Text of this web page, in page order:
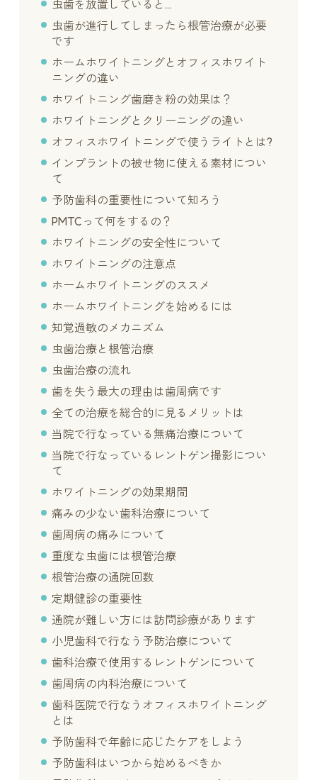
虫歯を放置していると…
虫歯が進行してしまったら根管治療が必要
です
ホームホワイトニングとオフィスホワイト
ニングの違い
ホワイトニング歯磨き粉の効果は？
ホワイトニングとクリーニングの違い
オフィスホワイトニングで使うライトとは?
インプラントの被せ物に使える素材につい
て
予防歯科の重要性について知ろう
PMTCって何をするの？
ホワイトニングの安全性について
ホワイトニングの注意点
ホームホワイトニングのススメ
ホームホワイトニングを始めるには
知覚過敏のメカニズム
虫歯治療と根管治療
虫歯治療の流れ
歯を失う最大の理由は歯周病です
全ての治療を総合的に見るメリットは
当院で行なっている無痛治療について
当院で行なっているレントゲン撮影につい
て
ホワイトニングの効果期間
痛みの少ない歯科治療について
歯周病の痛みについて
重度な虫歯には根管治療
根管治療の通院回数
定期健診の重要性
通院が難しい方には訪問診療があります
小児歯科で行なう予防治療について
歯科治療で使用するレントゲンについて
歯周病の内科治療について
歯科医院で行なうオフィスホワイトニング
とは
予防歯科で年齢に応じたケアをしよう
予防歯科はいつから始めるべきか